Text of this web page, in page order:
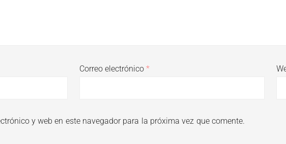
Correo electrónico*
y web en este navegador para la próxima vez que comente.